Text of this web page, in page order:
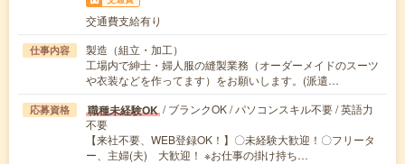
交通費支給有り
仕事内容
製造（組立・加工）
工場内で紳士・婦人服の縫製業務（オーダーメイドのスーツ
や衣装などを作ってます）をお願いします。(派遣…
応募資格 職種未経験OK / ブランクOK / パソコンスキル不要 / 英語力
不要
【来社不要、WEB登録OK！】〇未経験大歓迎！〇フリータ
ー、主婦(夫) 大歓迎！ ※お仕事の掛け持ち…